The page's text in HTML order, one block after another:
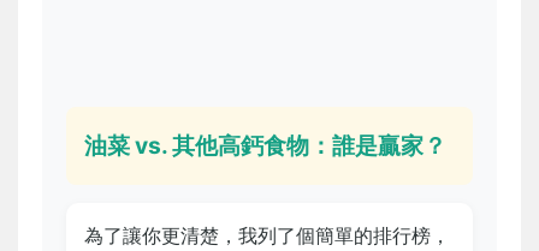
油菜 vs. 其他高鈣食物：誰是贏家？
為了讓你更清楚，我列了個簡單的排行榜，